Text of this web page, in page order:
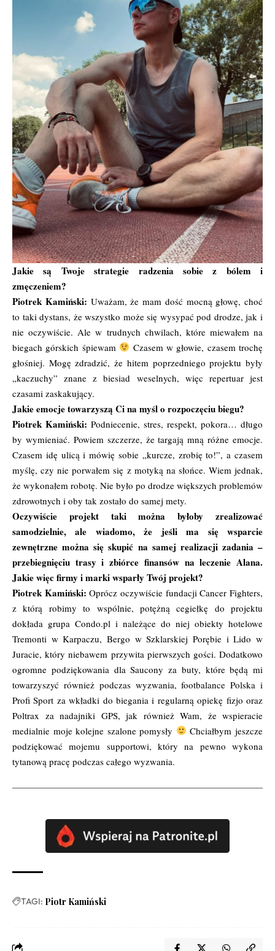
Jakie są Twoje strategie radzenia sobie z bólem i
zmęczeniem?
Piotrek Kamiński: Uważam, że mam dość mocną głowę, choć
to taki dystans, że wszystko może się wysypać pod drodze, jak i
nie oczywiście. Ale w trudnych chwilach, które miewałem na
biegach górskich śpiewam
Czasem w głowie, czasem trochę
głośniej. Mogę zdradzić, że hitem poprzedniego projektu były
„kaczuchy” znane z biesiad weselnych, więc repertuar jest
czasami zaskakujący.
Jakie emocje towarzyszą Ci na myśl o rozpoczęciu biegu?
Piotrek Kamiński: Podniecenie, stres, respekt, pokora… długo
by wymieniać. Powiem szczerze, że targają mną różne emocje.
Czasem idę ulicą i mówię sobie „kurcze, zrobię to!”, a czasem
myślę, czy nie porwałem się z motyką na słońce. Wiem jednak,
że wykonałem robotę. Nie było po drodze większych problemów
zdrowotnych i oby tak zostało do samej mety.
Oczywiście projekt taki można byłoby zrealizować
samodzielnie, ale wiadomo, że jeśli ma się wsparcie
zewnętrzne można się skupić na samej realizacji zadania –
przebiegnięciu trasy i zbiórce finansów na leczenie Alana.
Jakie więc firmy i marki wsparły Twój projekt?
Piotrek Kamiński:Oprócz oczywiście fundacji Cancer Fighters,
z którą robimy to wspólnie, potężną cegiełkę do projektu
dokłada grupa Condo.pl i należące do niej obiekty hotelowe
Tremonti w Karpaczu, Bergo w Szklarskiej Porębie i Lido w
Juracie, który niebawem przywita pierwszych gości. Dodatkowo
ogromne podziękowania dla Saucony za buty, które będą mi
towarzyszyć również podczas wyzwania, footbalance Polska i
Profi Sport za wkładki do biegania i regularną opiekę fizjo oraz
Poltrax za nadajniki GPS, jak również Wam, że wspieracie
medialnie moje kolejne szalone pomysły
Chciałbym jeszcze
podziękować mojemu supportowi, który na pewno wykona
tytanową pracę podczas całego wyzwania.
TAGI: Piotr Kamiński